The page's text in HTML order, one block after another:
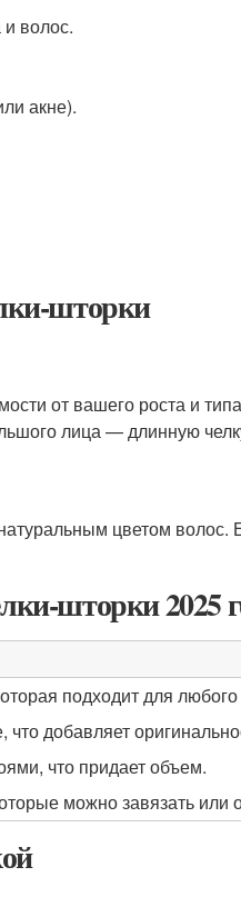
волос.
акне).
шторки
от вашего роста и
лица — длинную
цветом волос.
шторки 2025
подходит для
добавляет
что придает объем.
можно завязать или